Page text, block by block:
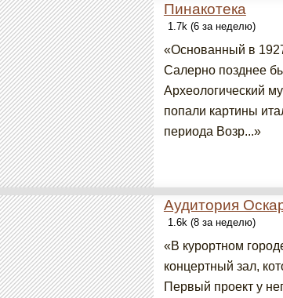
Пинакотека
1.7k (6 за неделю)
«Основанный в
Салерно позднее
Археологический
попали картины
периода Возр...»
Аудитория
1.6k (8 за неделю)
«В курортном
концертный зал,
Первый проект у